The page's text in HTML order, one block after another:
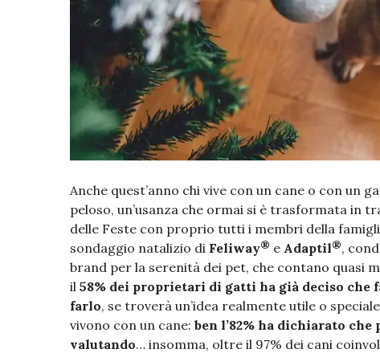
Anche quest’anno chi vive con un cane o con un
peloso, un’usanza che ormai si è trasformata in
delle Feste con proprio tutti i membri della
sondaggio natalizio di Feliway® e Adaptil®,
brand per la serenità dei pet, che contano quasi
il 58% dei proprietari di gatti ha già deciso che
farlo, se troverà un’idea realmente utile o
vivono con un cane: ben l’82% ha dichiarato
valutando… insomma, oltre il 97% dei cani